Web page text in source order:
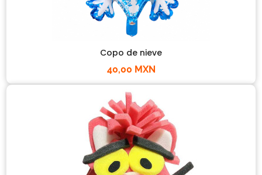
Copo de nieve
40,00 MXN